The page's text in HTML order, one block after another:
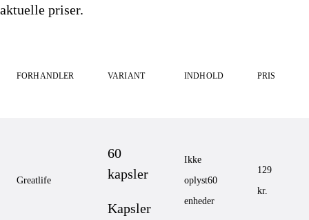
aktuelle priser.
FORHANDLER VARIANT INDHOLD PRIS
Greatlife
60
kapsler
Kapsler
Ikke
oplyst60
enheder
129
kr.